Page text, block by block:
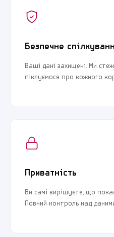
Безпечне
Ваші дані захищені. Ми
піклуємося про кожного
Приватність
Ви самі вирішуєте, що
Повний контроль над